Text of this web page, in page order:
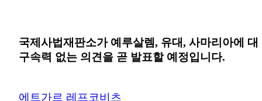
국제사법재판소가 예루살렘, 유대, 사마리아에 대
구속력 없는 의견을 곧 발표할 예정입니다.
에트가르 레프코비츠